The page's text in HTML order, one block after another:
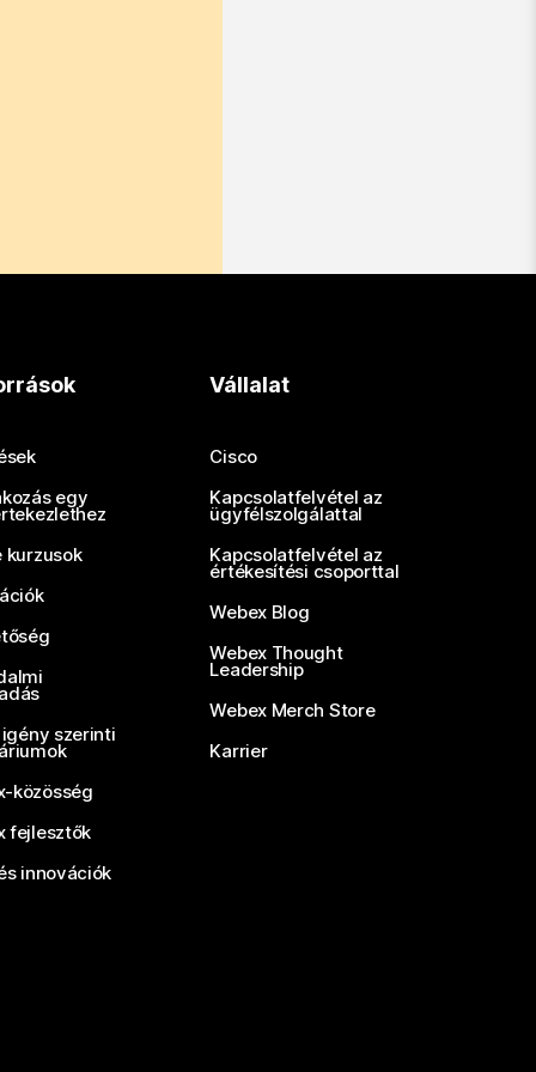
egy
kurzusok
igény szerinti
közösség
fejlesztők
innovációk
Vállalat
Cisco
Kapcsolatfelvétel az
ügyfélszolgálattal
Kapcsolatfelvétel az
értékesítési csoporttal
Webex Blog
Webex Thought
Leadership
Webex Merch Store
Karrier